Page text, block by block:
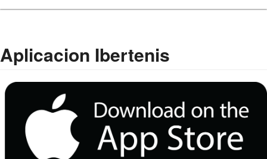
Aplicacion Ibertenis